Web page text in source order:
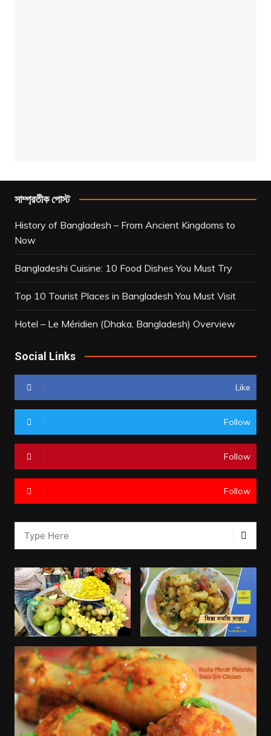
সাম্প্রতীক পোস্ট
History of Bangladesh – From Ancient Kingdoms to
Now
Bangladeshi Cuisine: 10 Food Dishes You Must Try
Top 10 Tourist Places in Bangladesh You Must Visit
Hotel – Le Méridien (Dhaka, Bangladesh) Overview
Social Links
Like
Follow
Follow
Follow